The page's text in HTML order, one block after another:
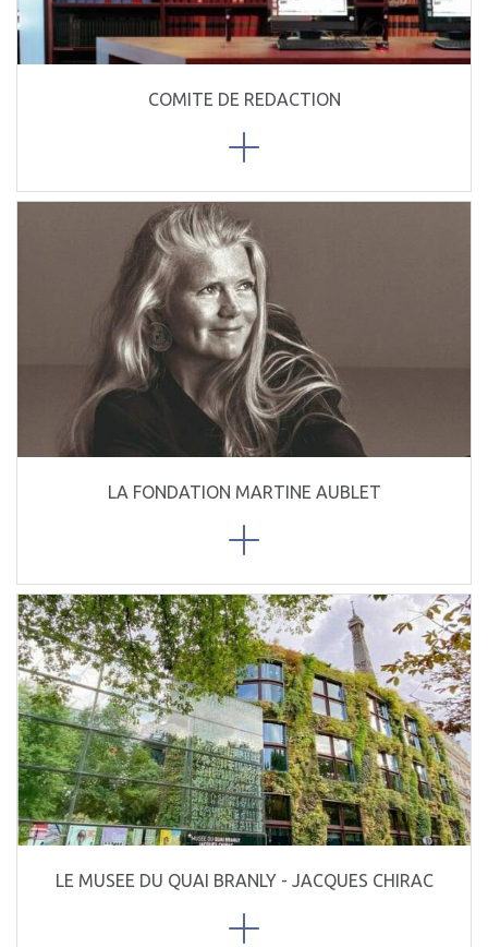
COMITE DE REDACTION
LA FONDATION MARTINE AUBLET
LE MUSEE DU QUAI BRANLY - JACQUES CHIRAC